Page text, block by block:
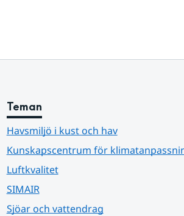
Teman
Havsmiljö i kust och hav
Kunskapscentrum för
Luftkvalitet
SIMAIR
Sjöar och vattendrag